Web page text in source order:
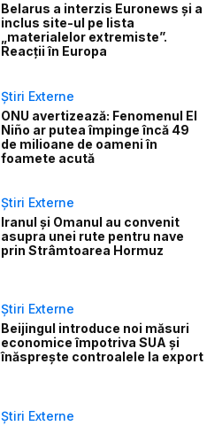
Belarus a interzis Euronews și a
inclus site-ul pe lista
„materialelor extremiste”.
Reacții în Europa
Știri Externe
ONU avertizează: Fenomenul El
Niño ar putea împinge încă 49
de milioane de oameni în
foamete acută
Știri Externe
Iranul și Omanul au convenit
asupra unei rute pentru nave
prin Strâmtoarea Hormuz
Știri Externe
Beijingul introduce noi măsuri
economice împotriva SUA și
înăsprește controalele la export
Știri Externe